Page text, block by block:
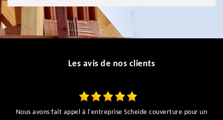
Les avis de nos clients
Nous avons fait appel à l'entreprise Scheide couverture pour un